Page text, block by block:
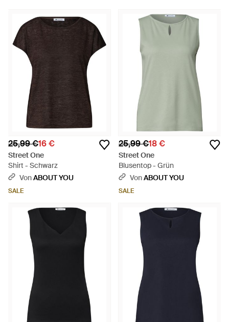
25,99 €16 €
Street One
Shirt - Schwarz
VonABOUT YOU
SALE
25,99 €18 €
Street One
Blusentop - Grün
VonABOUT YOU
SALE